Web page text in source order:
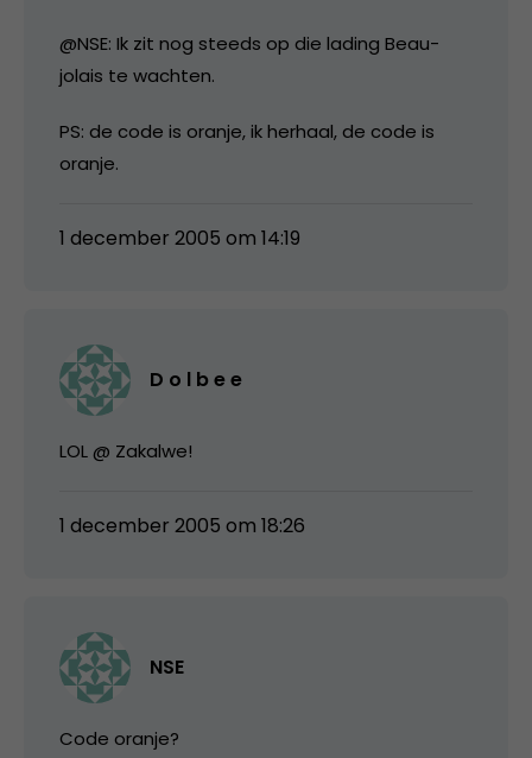
@NSE: Ik zit nog steeds op die lading Beau-
jolais te wachten.
PS: de code is oranje, ik herhaal, de code is
oranje.
1 december 2005 om 14:19
D o l b e e
LOL @ Zakalwe!
1 december 2005 om 18:26
NSE
Code oranje?